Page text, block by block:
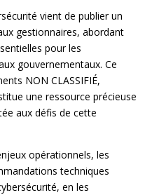
vient de publier un
gestionnaires, abordant
pour les
gouvernementaux. Ce
NON CLASSIFIÉ,
une ressource précieuse
aux défis de cette
opérationnels, les
techniques
en les